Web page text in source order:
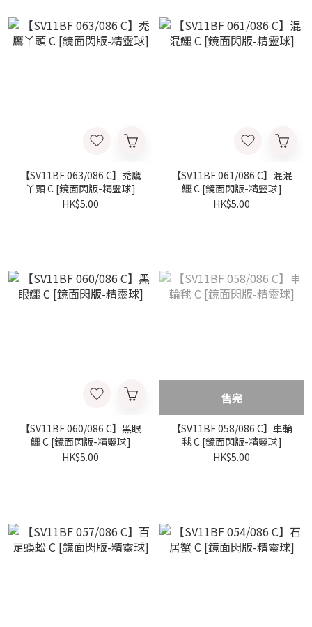
【SV11BF 063/086 C】禿鷹
丫頭 C [鏡面閃版-精靈球]
HK$5.00
【SV11BF 061/086 C】混混
鱷 C [鏡面閃版-精靈球]
HK$5.00
【SV11BF 060/086 C】黑眼
鱷 C [鏡面閃版-精靈球]
HK$5.00
售完
【SV11BF 058/086 C】車輪
毬 C [鏡面閃版-精靈球]
HK$5.00